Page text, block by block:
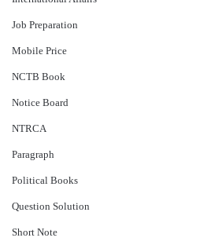
Job Preparation
Mobile Price
NCTB Book
Notice Board
NTRCA
Paragraph
Political Books
Question Solution
Short Note